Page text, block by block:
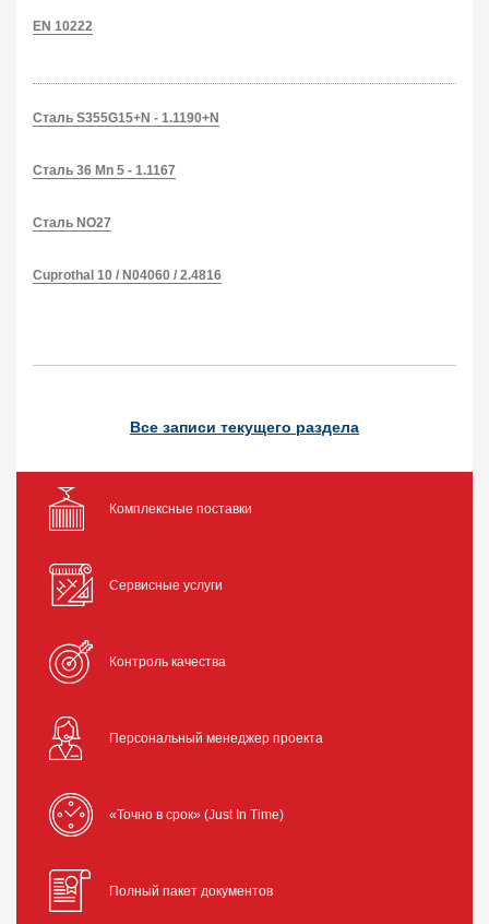
EN 10222
Сталь S355G15+N - 1.1190+N
Сталь 36 Mn 5 - 1.1167
Сталь NO27
Cuprothal 10 / N04060 / 2.4816
Все записи текущего раздела
Комплексные поставки
Сервисные услуги
Контроль качества
Персональный менеджер проекта
«Точно в срок» (Just In Time)
Полный пакет документов